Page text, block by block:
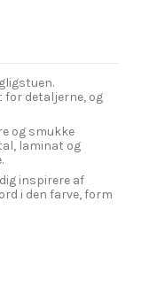
for detaljerne, og
og smukke
laminat og
inspirere af
i den farve, form